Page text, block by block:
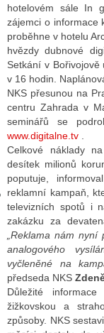
STÁT BLOGEREM
BLOGERA
DISKUTÉRA NA RADIOTV
STARŠÍCH DISKUZÍ
hotelovém sále In
zájemci o informace
proběhne v hotelu
hvězdy dubnové
Setkání v
v 16 hodin.
NKS přesunou na
centru Zahrada v
seminářů se
www.digitalne.tv
Celkové náklady
desítek milionů
poputuje,
reklamní kampaň,
televizních spotů i
zakázku za
„Reklama nám
analogového
vyčleněné na
předseda NKS
Důležité
žižkovskou a
způsoby. NKS